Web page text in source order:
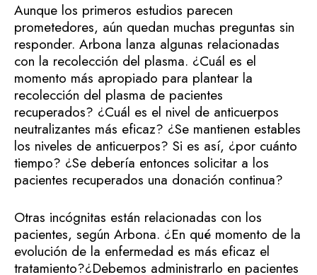
Aunque los primeros estudios parecen
prometedores, aún quedan muchas preguntas sin
responder. Arbona lanza algunas relacionadas
con la recolección del plasma. ¿Cuál es el
momento más apropiado para plantear la
recolección del plasma de pacientes
recuperados? ¿Cuál es el nivel de anticuerpos
neutralizantes más eficaz? ¿Se mantienen estables
los niveles de anticuerpos? Si es así, ¿por cuánto
tiempo? ¿Se debería entonces solicitar a los
pacientes recuperados una donación continua?
Otras incógnitas están relacionadas con los
pacientes, según Arbona. ¿En qué momento de la
evolución de la enfermedad es más eficaz el
tratamiento?¿Debemos administrarlo en pacientes